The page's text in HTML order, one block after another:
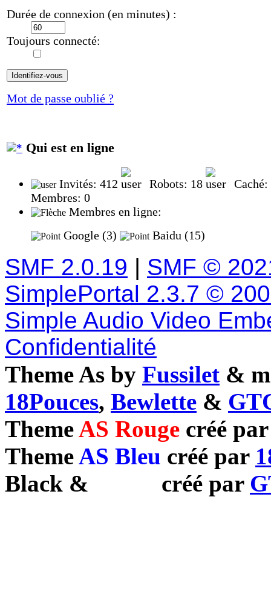
Durée de connexion (en minutes) :
Toujours connecté:
Mot de passe oublié ?
Qui est en ligne
Invités: 412 Robots: 18
Membres: 0
Membres en ligne:
Google (3)
Baidu (15)
SMF 2.0.19 | SMF ©
SimplePortal 2.3.7 ©
Simple Audio Video
Confidentialité
Theme As by Fussilet &
18Pouces, Bewlette &
ThemeAS Rouge créé
ThemeAS Bleu créé par
Black & créé par